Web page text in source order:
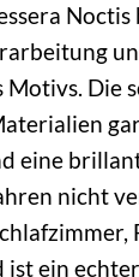
Motivs. Die
eine
nicht
ist ein